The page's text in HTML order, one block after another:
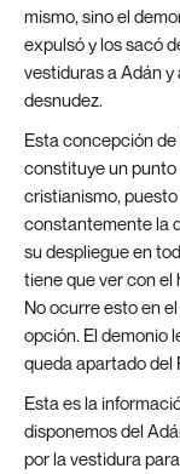
mismo, sino el
expulsó y los sacó
vestiduras a Adán y
desnudez.
Esta concepción
constituye un
cristianismo,
constantemente la
su despliegue en
tiene que ver con el
No ocurre esto en
opción. El demonio
queda apartado del
Esta es la
disponemos del
por la vestidura